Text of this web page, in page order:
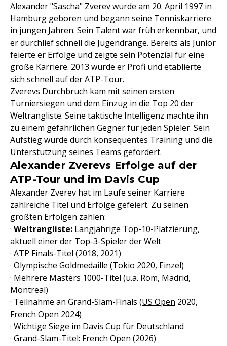
Alexander "Sascha" Zverev wurde am 20. April 1997 in
Hamburg geboren und begann seine Tenniskarriere
in jungen Jahren. Sein Talent war früh erkennbar, und
er durchlief schnell die Jugendränge. Bereits als Junior
feierte er Erfolge und zeigte sein Potenzial für eine
große Karriere. 2013 wurde er Profi und etablierte
sich schnell auf der ATP-Tour.
Zverevs Durchbruch kam mit seinen ersten
Turniersiegen und dem Einzug in die Top 20 der
Weltrangliste. Seine taktische Intelligenz machte ihn
zu einem gefährlichen Gegner für jeden Spieler. Sein
Aufstieg wurde durch konsequentes Training und die
Unterstützung seines Teams gefördert.
Alexander Zverevs Erfolge auf der
ATP-Tour und im Davis Cup
Alexander Zverev hat im Laufe seiner Karriere
zahlreiche Titel und Erfolge gefeiert. Zu seinen
größten Erfolgen zählen:
· Weltrangliste: Langjährige Top-10-Platzierung,
aktuell einer der Top-3-Spieler der Welt
· ATP Finals-Titel (2018, 2021)
· Olympische Goldmedaille (Tokio 2020, Einzel)
· Mehrere Masters 1000-Titel (u.a. Rom, Madrid,
Montreal)
· Teilnahme an Grand-Slam-Finals (US Open 2020,
French Open 2024)
· Wichtige Siege im Davis Cup für Deutschland
· Grand-Slam-Titel: French Open (2026)